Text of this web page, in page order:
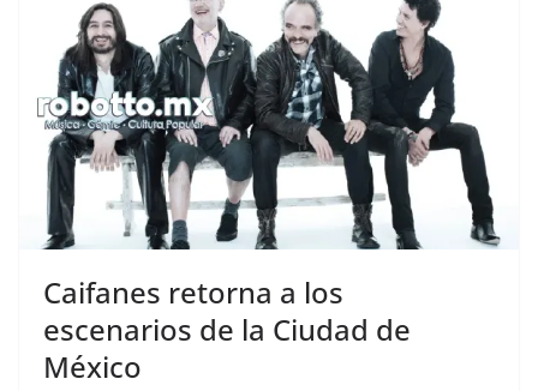
Caifanes retorna a los
escenarios de la Ciudad de
México